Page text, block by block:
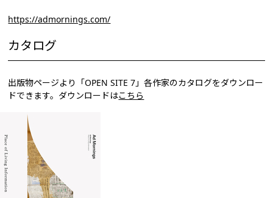
https://admornings.com/
カタログ
出版物ページより「OPEN SITE 7」各作家のカタログをダウンロー
ドできます。ダウンロードはこちら